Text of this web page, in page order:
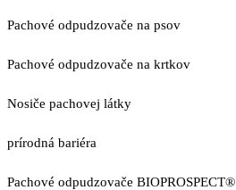
Pachové odpudzovače na psov
Pachové odpudzovače na krtkov
Nosiče pachovej látky
prírodná bariéra
Pachové odpudzovače BIOPROSPECT®